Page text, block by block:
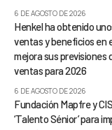
6 DE AGOSTO DE 2026
Henkel ha obtenido
ventas y beneficios en
mejora sus previsiones
ventas para 2026
6 DE AGOSTO DE 2026
Fundación Mapfre y
‘Talento Sénior’ para